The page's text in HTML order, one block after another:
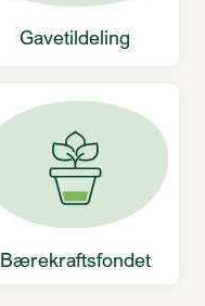
Gavetildeling
Bærekraftsfondet